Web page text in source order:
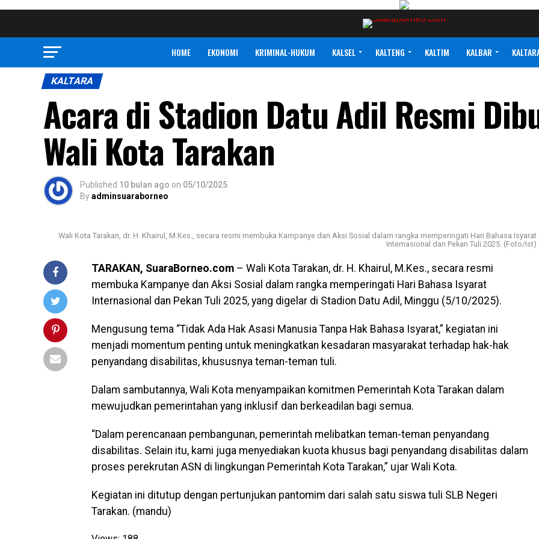
HOME EKONOMI KRIMINAL-HUKUM KALSEL KALTENG KALTIM KALBAR
KALTARA
Acara di Stadion Datu Adil Resmi
Wali Kota Tarakan
Published 10 bulan ago on 05/10/2025
Byadminsuaraborneo
Wali Kota Tarakan, dr. H. Khairul, M.Kes., secara resmi membuka Kampanye dan Aksi Sosial dalam rangka memperingati Hari Bahasa Isyarat
Internasional dan Pekan Tuli 2025. (Foto/Ist)
TARAKAN, SuaraBorneo.com – Wali Kota Tarakan, dr. H. Khairul, M.Kes., secara resmi
membuka Kampanye dan Aksi Sosial dalam rangka memperingati Hari Bahasa Isyarat
Internasional dan Pekan Tuli 2025, yang digelar di Stadion Datu Adil, Minggu (5/10/2025).
Mengusung tema “Tidak Ada Hak Asasi Manusia Tanpa Hak Bahasa Isyarat,” kegiatan ini
menjadi momentum penting untuk meningkatkan kesadaran masyarakat terhadap hak-hak
penyandang disabilitas, khususnya teman-teman tuli.
Dalam sambutannya, Wali Kota menyampaikan komitmen Pemerintah Kota Tarakan dalam
mewujudkan pemerintahan yang inklusif dan berkeadilan bagi semua.
“Dalam perencanaan pembangunan, pemerintah melibatkan teman-teman penyandang
disabilitas. Selain itu, kami juga menyediakan kuota khusus bagi penyandang disabilitas dalam
proses perekrutan ASN di lingkungan Pemerintah Kota Tarakan,” ujar Wali Kota.
Kegiatan ini ditutup dengan pertunjukan pantomim dari salah satu siswa tuli SLB Negeri
Tarakan. (mandu)